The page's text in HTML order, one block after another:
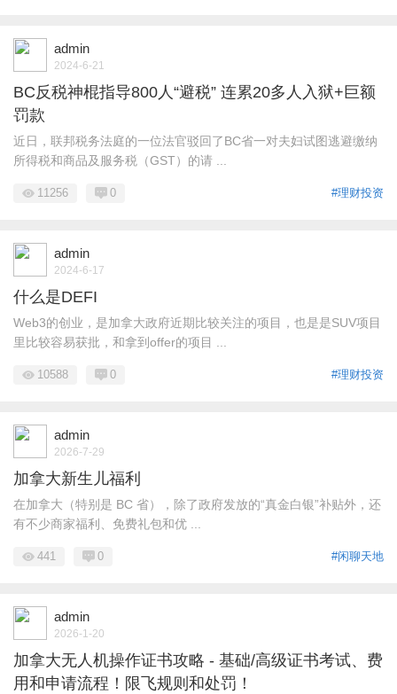
admin
2024-6-21
BC反税神棍指导800人“避税” 连累20多人入狱+巨额
罚款
近日，联邦税务法庭的一位法官驳回了BC省一对夫妇试图逃避缴纳
所得税和商品及服务税（GST）的请 ...
#理财投资
11256 0
admin
2024-6-17
什么是DEFI
Web3的创业，是加拿大政府近期比较关注的项目，也是是SUV项目
里比较容易获批，和拿到offer的项目 ...
#理财投资
10588 0
admin
2026-7-29
加拿大新生儿福利
在加拿大（特别是 BC 省），除了政府发放的“真金白银”补贴外，还
有不少商家福利、免费礼包和优 ...
#闲聊天地
441 0
admin
2026-1-20
加拿大无人机操作证书攻略 - 基础/高级证书考试、费
用和申请流程！限飞规则和处罚！